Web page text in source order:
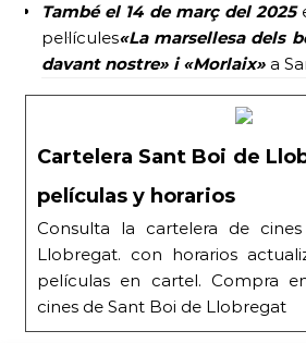
També el 14 de març del 2025
pel·lícules«La marsellesa dels
davant nostre» i «Morlaix» a
Cartelera Sant Boi de
películas y horarios
Consulta la cartelera de
Llobregat. con horarios
películas en cartel. Compra
cines de Sant Boi de Llobregat